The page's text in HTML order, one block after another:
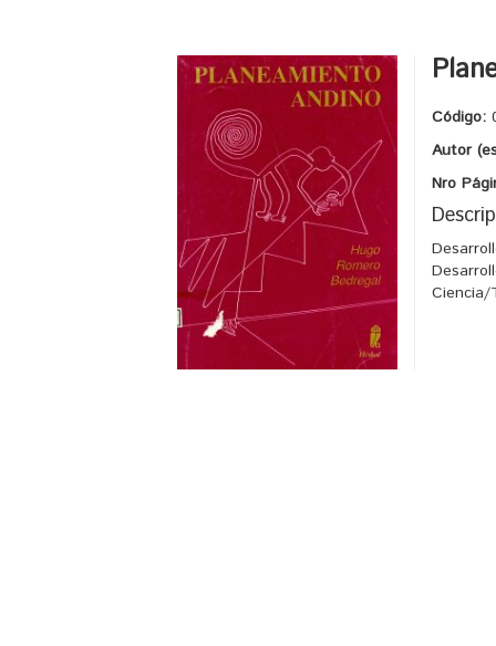
Código:
Autor
Nro
Ciencia/